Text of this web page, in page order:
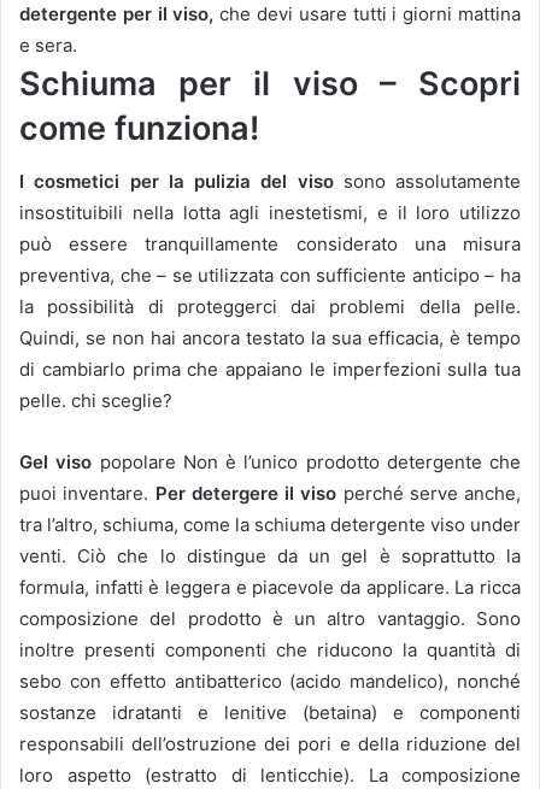
detergente per il viso, che devi usare tutti i giorni mattina
e sera.
Schiuma per il viso – Scopri
come funziona!
I cosmetici per la pulizia del visosono assolutamente
insostituibili nella lotta agli inestetismi, e il loro utilizzo
può essere tranquillamente considerato una misura
preventiva, che – se utilizzata con sufficiente anticipo – ha
la possibilità di proteggerci dai problemi della pelle.
Quindi, se non hai ancora testato la sua efficacia, è tempo
di cambiarlo prima che appaiano le imperfezioni sulla tua
pelle. chi sceglie?
Gel viso popolare Non è l’unico prodotto detergente che
puoi inventare. Per detergere il viso perché serve anche,
tra l’altro, schiuma, come la schiuma detergente viso under
venti. Ciò che lo distingue da un gel è soprattutto la
formula, infatti è leggera e piacevole da applicare. La ricca
composizione del prodotto è un altro vantaggio. Sono
inoltre presenti componenti che riducono la quantità di
sebo con effetto antibatterico (acido mandelico), nonché
sostanze idratanti e lenitive (betaina) e componenti
responsabili dell’ostruzione dei pori e della riduzione del
loro aspetto (estratto di lenticchie). La composizione